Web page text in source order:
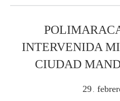
INTERVENIDA
CIUDAD
29 .